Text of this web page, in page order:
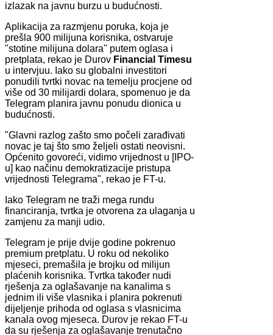
izlazak na javnu burzu u budućnosti.
Aplikacija za razmjenu poruka, koja je
prešla 900 milijuna korisnika, ostvaruje
"stotine milijuna dolara" putem oglasa i
pretplata, rekao je Durov Financial Timesu
u intervjuu. Iako su globalni investitori
ponudili tvrtki novac na temelju procjene od
više od 30 milijardi dolara, spomenuo je da
Telegram planira javnu ponudu dionica u
budućnosti.
"Glavni razlog zašto smo počeli zarađivati
novac je taj što smo željeli ostati neovisni.
Općenito govoreći, vidimo vrijednost u [IPO-
u] kao načinu demokratizacije pristupa
vrijednosti Telegrama", rekao je FT-u.
Iako Telegram ne traži mega rundu
financiranja, tvrtka je otvorena za ulaganja u
zamjenu za manji udio.
Telegram je prije dvije godine pokrenuo
premium pretplatu. U roku od nekoliko
mjeseci, premašila je brojku od milijun
plaćenih korisnika. Tvrtka također nudi
rješenja za oglašavanje na kanalima s
jednim ili više vlasnika i planira pokrenuti
dijeljenje prihoda od oglasa s vlasnicima
kanala ovog mjeseca. Durov je rekao FT-u
da su rješenja za oglašavanje trenutačno